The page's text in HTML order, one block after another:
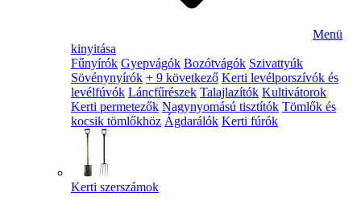
Menü
kinyitása
Fűnyírók Gyepvágók Bozótvágók Szivattyúk
Sövénynyírók + 9 következő Kerti levélporszívók és
levélfúvók Láncfűrészek Talajlazítók Kultivátorok
Kerti permetezők Nagynyomású tisztítók Tömlők és
kocsik tömlőkhöz Ágdarálók Kerti fúrók
Kerti szerszámok